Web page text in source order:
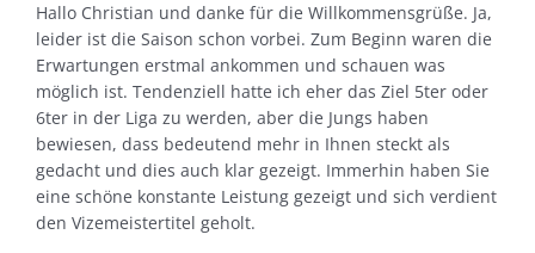
Hallo Christian und danke für die Willkommensgrüße. Ja,
leider ist die Saison schon vorbei. Zum Beginn waren die
Erwartungen erstmal ankommen und schauen was
möglich ist. Tendenziell hatte ich eher das Ziel 5ter oder
6ter in der Liga zu werden, aber die Jungs haben
bewiesen, dass bedeutend mehr in Ihnen steckt als
gedacht und dies auch klar gezeigt. Immerhin haben Sie
eine schöne konstante Leistung gezeigt und sich verdient
den Vizemeistertitel geholt.